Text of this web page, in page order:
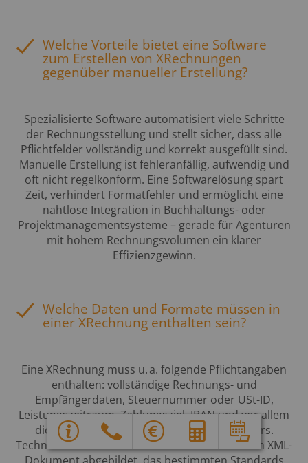
Y G X E d
Welche Vorteile bietet eine Software
zum Erstellen von XRechnungen
gegenüber manueller Erstellung?
Spezialisierte Software automatisiert viele Schritte
der Rechnungsstellung und stellt sicher, dass alle
Pflichtfelder vollständig und korrekt ausgefüllt sind.
Manuelle Erstellung ist fehleranfällig, aufwendig und
oft nicht regelkonform. Eine Softwarelösung spart
Zeit, verhindert Formatfehler und ermöglicht eine
nahtlose Integration in Buchhaltungs- oder
Projektmanagementsysteme – gerade für Agenturen
mit hohem Rechnungsvolumen ein klarer
Effizienzgewinn.
Welche Daten und Formate müssen in
einer XRechnung enthalten sein?
Eine XRechnung muss u. a. folgende Pflichtangaben
enthalten: vollständige Rechnungs- und
Empfängerdaten, Steuernummer oder USt-ID,
Leistungszeitraum, Zahlungsziel, IBAN und vor allem
die Leitweg-ID des öffentlichen Auftraggebers.
Technisch wird das alles in einem strukturierten XML-